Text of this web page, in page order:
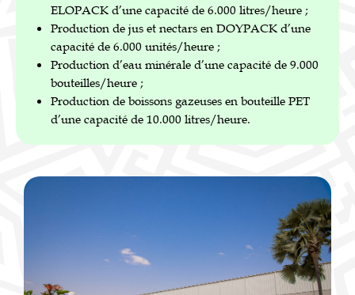
ELOPACK d’une capacité de 6.000 litres/heure ;
Production de jus et nectars en DOYPACK d’une
capacité de 6.000 unités/heure ;
Production d’eau minérale d’une capacité de 9.000
bouteilles/heure ;
Production de boissons gazeuses en bouteille PET
d’une capacité de 10.000 litres/heure.